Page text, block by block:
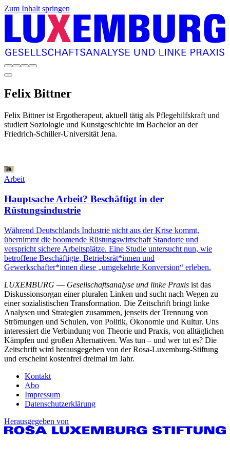
Zum Inhalt springen
Felix Bittner
Felix Bittner ist Ergotherapeut, aktuell tätig als Pflegehilfskraft und
studiert Soziologie und Kunstgeschichte im Bachelor an der
Friedrich-Schiller-Universität Jena.
Arbeit
Hauptsache Arbeit? Beschäftigt in der
Rüstungsindustrie
Während Deutschlands Industrie nicht aus der Krise kommt,
übernimmt die boomende Rüstungswirtschaft Standorte und
verspricht sichere Arbeitsplätze. Eine Studie untersucht nun, wie
betroffene Beschäftigte, Betriebsrät*innen und
Gewerkschafter*innen diese „umgekehrte Konversion“ erleben.
LUXEMBURG — Gesellschaftsanalyse und linke Praxis ist das
Diskussionsorgan einer pluralen Linken und sucht nach Wegen zu
einer sozialistischen Transformation. Die Zeitschrift bringt linke
Analysen und Strategien zusammen, jenseits der Trennung von
Strömungen und Schulen, von Politik, Ökonomie und Kultur. Uns
interessiert die Verbindung von Theorie und Praxis, von alltäglichen
Kämpfen und großen Alternativen. Was tun – und wer tut es? Die
Zeitschrift wird herausgegeben von der Rosa-Luxemburg-Stiftung
und erscheint kostenfrei dreimal im Jahr.
Kontakt
Abo
Impressum
Datenschutzerklärung
Herausgegeben von